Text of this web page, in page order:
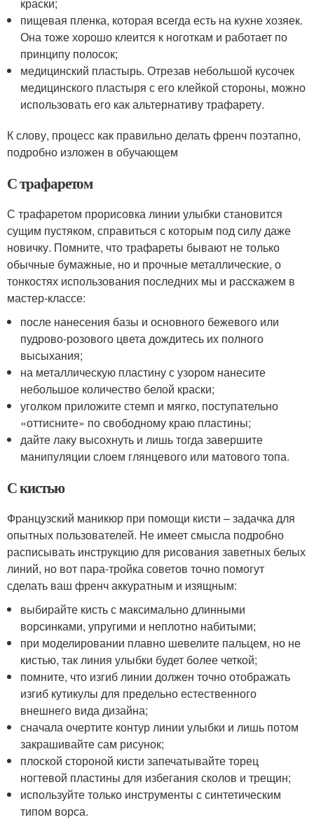
пищевая пленка, которая всегда есть на кухне хозяек.
Она тоже хорошо клеится к ноготкам и работает по
принципу полосок;
медицинский пластырь. Отрезав небольшой кусочек
медицинского пластыря с его клейкой стороны, можно
использовать его как альтернативу трафарету.
К слову, процесс как правильно делать френч поэтапно,
подробно изложен в обучающем
С трафаретом
С трафаретом прорисовка линии улыбки становится
сущим пустяком, справиться с которым под силу даже
новичку. Помните, что трафареты бывают не только
обычные бумажные, но и прочные металлические, о
тонкостях использования последних мы и расскажем в
мастер-классе:
после нанесения базы и основного бежевого или
пудрово-розового цвета дождитесь их полного
высыхания;
на металлическую пластину с узором нанесите
небольшое количество белой краски;
уголком приложите стемп и мягко, поступательно
«оттисните» по свободному краю пластины;
дайте лаку высохнуть и лишь тогда завершите
манипуляции слоем глянцевого или матового топа.
С кистью
Французский маникюр при помощи кисти – задачка для
опытных пользователей. Не имеет смысла подробно
расписывать инструкцию для рисования заветных белых
линий, но вот пара-тройка советов точно помогут
сделать ваш френч аккуратным и изящным:
выбирайте кисть с максимально длинными
ворсинками, упругими и неплотно набитыми;
при моделировании плавно шевелите пальцем, но не
кистью, так линия улыбки будет более четкой;
помните, что изгиб линии должен точно отображать
изгиб кутикулы для предельно естественного
внешнего вида дизайна;
сначала очертите контур линии улыбки и лишь потом
закрашивайте сам рисунок;
плоской стороной кисти запечатывайте торец
ногтевой пластины для избегания сколов и трещин;
используйте только инструменты с синтетическим
типом ворса.